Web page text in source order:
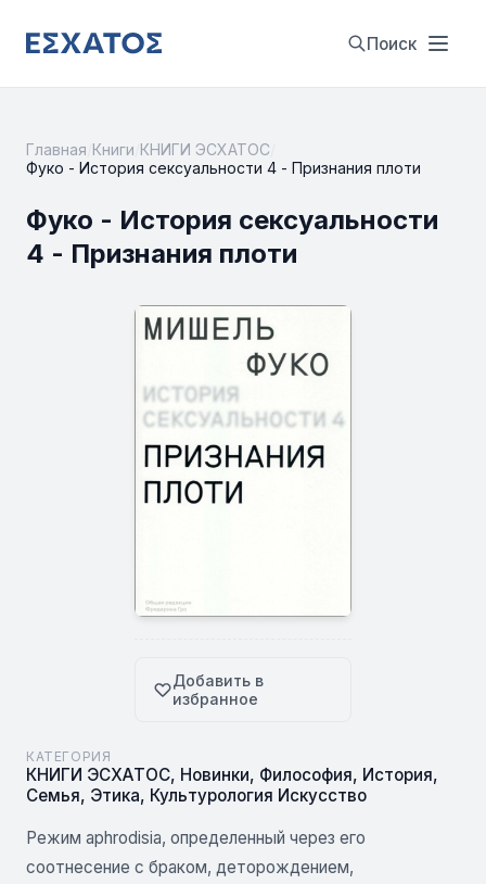
Поиск
Главная Книги КНИГИ ЭСХАТОС
Фуко - История сексуальности 4 - Признания плоти
Фуко - История сексуальности
4 - Признания плоти
Добавить в
избранное
КАТЕГОРИЯ
КНИГИ ЭСХАТОС, Новинки, Философия, История,
Семья, Этика, Культурология Искусство
Режим aphrodisia, определенный через его
соотнесение с браком, деторождением,